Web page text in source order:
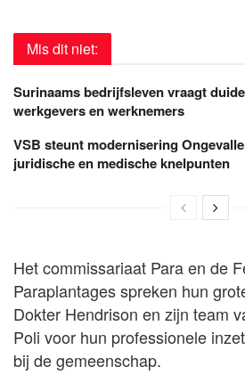
Mis dit niet:
Surinaams bedrijfsleven vraagt
werkgevers en werknemers
VSB steunt modernisering
juridische en medische knelpunten
Het commissariaat Para en de
Paraplantages spreken hun
Dokter Hendrison en zijn team
Poli voor hun professionele
bij de gemeenschap.